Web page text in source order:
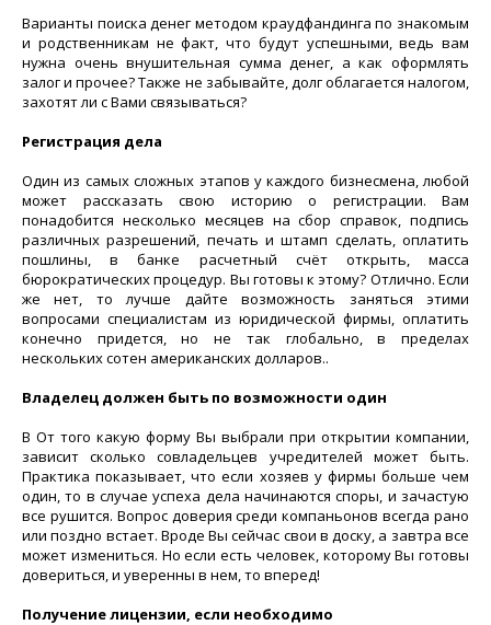
Варианты поиска денег методом краудфандинга по знакомым
и родственникам не факт, что будут успешными, ведь вам
нужна очень внушительная сумма денег, а как оформлять
залог и прочее? Также не забывайте, долг облагается налогом,
захотят ли с Вами связываться?
Регистрация дела
Один из самых сложных этапов у каждого бизнесмена, любой
может рассказать свою историю о регистрации. Вам
понадобится несколько месяцев на сбор справок, подпись
различных разрешений, печать и штамп сделать, оплатить
пошлины, в банке расчетный счёт открыть, масса
бюрократических процедур. Вы готовы к этому? Отлично. Если
же нет, то лучше дайте возможность заняться этими
вопросами специалистам из юридической фирмы, оплатить
конечно придется, но не так глобально, в пределах
нескольких сотен американских долларов..
Владелец должен быть по возможности один
В От того какую форму Вы выбрали при открытии компании,
зависит сколько совладельцев учредителей может быть.
Практика показывает, что если хозяев у фирмы больше чем
один, то в случае успеха дела начинаются споры, и зачастую
все рушится. Вопрос доверия среди компаньонов всегда рано
или поздно встает. Вроде Вы сейчас свои в доску, а завтра все
может измениться. Но если есть человек, которому Вы готовы
довериться, и уверенны в нем, то вперед!
Получение лицензии, если необходимо